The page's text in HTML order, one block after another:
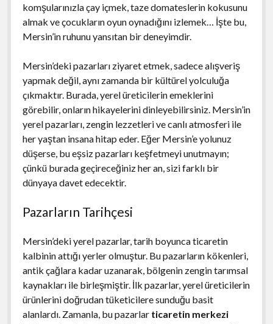
komşularınızla çay içmek, taze domateslerin kokusunu
almak ve çocukların oyun oynadığını izlemek… İşte bu,
Mersin’in ruhunu yansıtan bir deneyimdir.
Mersin’deki pazarları ziyaret etmek, sadece alışveriş
yapmak değil, aynı zamanda bir kültürel yolculuğa
çıkmaktır. Burada, yerel üreticilerin emeklerini
görebilir, onların hikayelerini dinleyebilirsiniz. Mersin’in
yerel pazarları, zengin lezzetleri ve canlı atmosferi ile
her yaştan insana hitap eder. Eğer Mersin’e yolunuz
düşerse, bu eşsiz pazarları keşfetmeyi unutmayın;
çünkü burada geçireceğiniz her an, sizi farklı bir
dünyaya davet edecektir.
Pazarların Tarihçesi
Mersin’deki yerel pazarlar, tarih boyunca ticaretin
kalbinin attığı yerler olmuştur. Bu pazarların kökenleri,
antik çağlara kadar uzanarak, bölgenin zengin tarımsal
kaynakları ile birleşmiştir. İlk pazarlar, yerel üreticilerin
ürünlerini doğrudan tüketicilere sunduğu basit
alanlardı. Zamanla, bu pazarlar ticaretin merkezi